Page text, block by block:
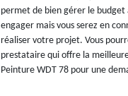
permet de bien gérer le budget
engager mais vous serez en
réaliser votre projet. Vous
prestataire qui offre la
Peinture WDT 78 pour une